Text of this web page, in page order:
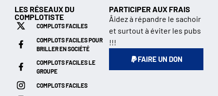
LES RÉSEAUX DU
COMPLOTISTE
COMPLOTS FACILES
COMPLOTS FACILES POUR
BRILLER EN SOCIÉTÉ
COMPLOTS FACILES LE
GROUPE
COMPLOTS FACILES
PARTICIPER AUX FRAIS
Âidez à répandre le sachoir
et surtout à éviter les pubs
!!!
FAIRE UN DON